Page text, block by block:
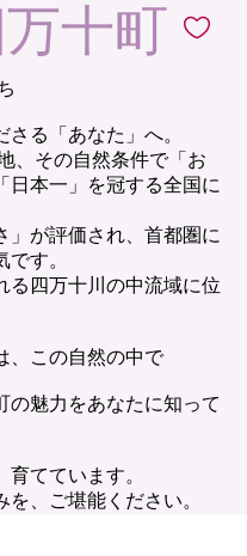
十町
る「あなた」へ。
、その自然条件で「お
日本一」を冠する全国に
」が評価され、首都圏に
す。
る四万十川の中流域に位
、この自然の中で
の魅力をあなたに知って
てています。
、ご堪能ください。